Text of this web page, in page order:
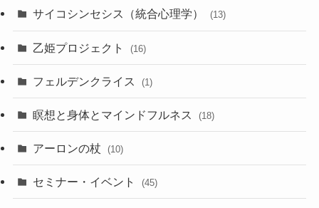
サイコシンセシス（統合心理学） (13)
乙姫プロジェクト (16)
フェルデンクライス (1)
瞑想と身体とマインドフルネス (18)
アーロンの杖 (10)
セミナー・イベント (45)